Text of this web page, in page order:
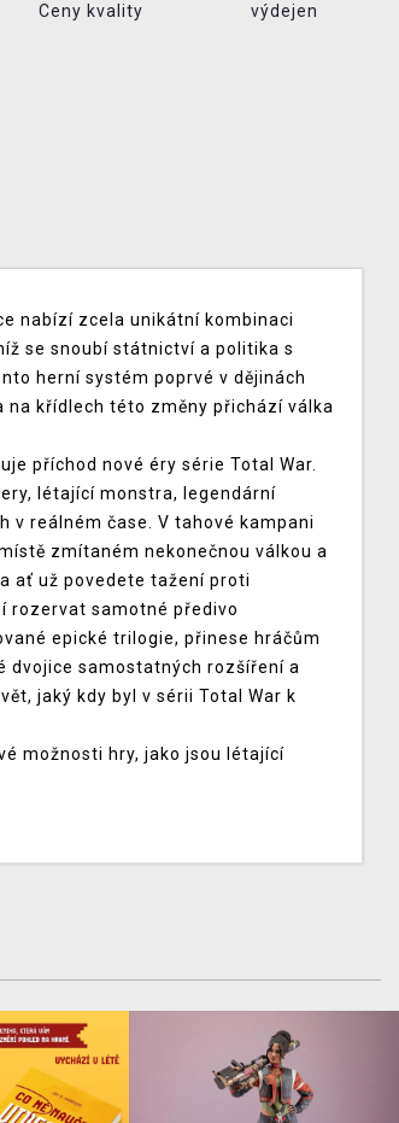
Ceny kvality
výdejen
nabízí zcela unikátní kombinaci
se snoubí státnictví a politika s
herní systém poprvé v dějinách
na křídlech této změny přichází válka
příchod nové éry série Total War.
létající monstra, legendární
v reálném čase. V tahové kampani
zmítaném nekonečnou válkou a
ať už povedete tažení proti
rozervat samotné předivo
epické trilogie, přinese hráčům
dvojice samostatných rozšíření a
jaký kdy byl v sérii Total War k
možnosti hry, jako jsou létající